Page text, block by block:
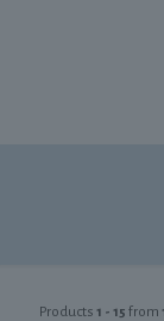
Products 1 - 15 from